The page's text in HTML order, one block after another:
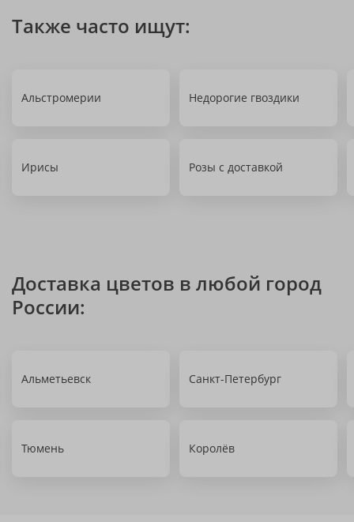
Также часто ищут:
Альстромерии Недорогие гвоздики
Ирисы Розы с доставкой
Доставка цветов в любой город
России:
Альметьевск Санкт-Петербург
Тюмень Королёв